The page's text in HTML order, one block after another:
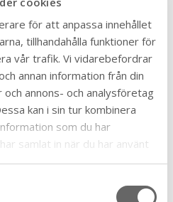
för att anpassa innehållet
tillhandahålla funktioner för
vår trafik. Vi vidarebefordrar
annan information från din
annons- och analysföretag
kan i sin tur kombinera
som du har
samlat in när du har använt